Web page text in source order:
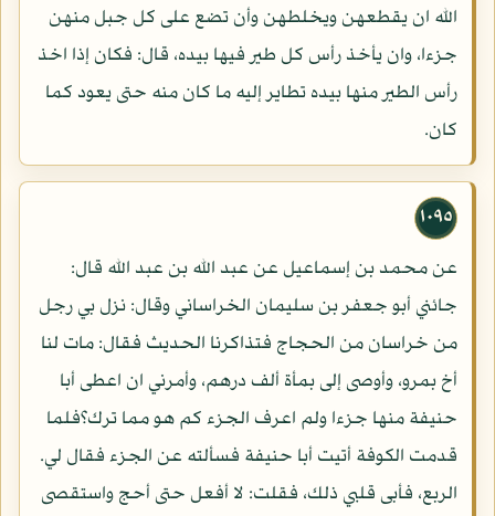
الله ان يقطعهن ويخلطهن وأن تضع على كل جبل منهن
جزءا، وان يأخذ رأس كل طير فيها بيده، قال: فكان إذا اخذ
رأس الطير منها بيده تطاير إليه ما كان منه حتى يعود كما
كان.
١٠٩٥
عن محمد بن إسماعيل عن عبد الله بن عبد الله قال:
جائني أبو جعفر بن سليمان الخراساني وقال: نزل بي رجل
من خراسان من الحجاج فتذاكرنا الحديث فقال: مات لنا
أخ بمرو، وأوصى إلى بمأة ألف درهم، وأمرني ان اعطى أبا
حنيفة منها جزءا ولم اعرف الجزء كم هو مما ترك؟فلما
قدمت الكوفة أتيت أبا حنيفة فسألته عن الجزء فقال لي.
الربع، فأبى قلبي ذلك، فقلت: لا أفعل حتى أحج واستقصى